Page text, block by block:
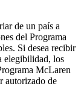
de un país a
del Programa
Si desea recibir
elegibilidad, los
McLaren
autorizado de